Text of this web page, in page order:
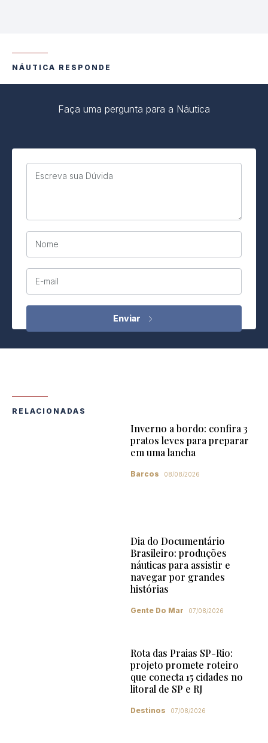
NÁUTICA RESPONDE
Faça uma pergunta para a Náutica
Escreva sua Dúvida
Nome
E-mail
RELACIONADAS
Inverno a bordo: confira 3
pratos leves para preparar
em uma lancha
Barcos 08/08/2026
Dia do Documentário
Brasileiro: produções
náuticas para assistir e
navegar por grandes
histórias
Gente Do Mar 07/08/2026
Rota das Praias SP-Rio:
projeto promete roteiro
que conecta 15 cidades no
litoral de SP e RJ
Destinos 07/08/2026